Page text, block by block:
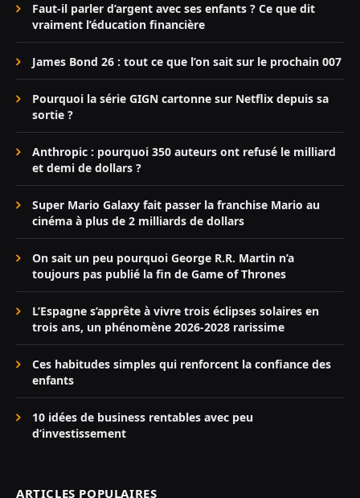
Faut-il parler d’argent avec ses enfants ? Ce que dit
vraiment l’éducation financière
James Bond 26 : tout ce que l’on sait sur le prochain 007
Pourquoi la série GIGN cartonne sur Netflix depuis sa
sortie ?
Anthropic : pourquoi 350 auteurs ont refusé le milliard
et demi de dollars ?
Super Mario Galaxy fait passer la franchise Mario au
cinéma à plus de 2 milliards de dollars
On sait un peu pourquoi George R.R. Martin n’a
toujours pas publié la fin de Game of Thrones
L’Espagne s’apprête à vivre trois éclipses solaires en
trois ans, un phénomène 2026-2028 rarissime
Ces habitudes simples qui renforcent la confiance des
enfants
10 idées de business rentables avec peu
d’investissement
ARTICLES POPULAIRES